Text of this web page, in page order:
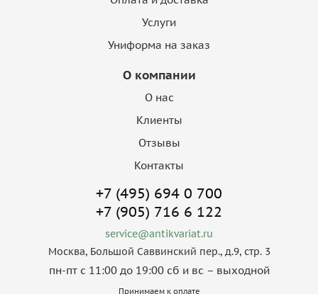
Услуги
Униформа на заказ
О компании
О нас
Клиенты
Отзывы
Контакты
+7 (495) 694 0 700
+7 (905) 716 6 122
service@antikvariat.ru
Москва, Большой Саввинский пер., д.9, стр. 3
пн-пт с 11:00 до 19:00 сб и вс – выходной
Принимаем к оплате